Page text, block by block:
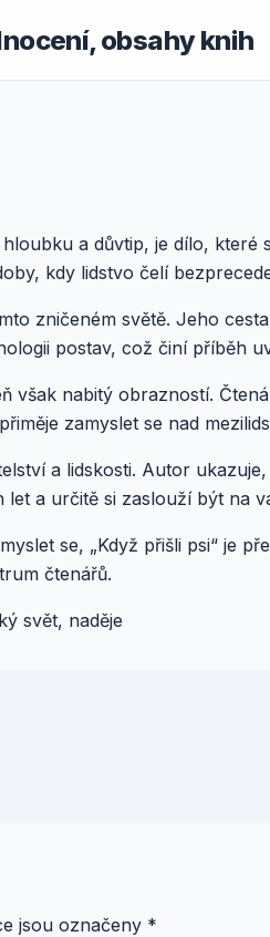
obsahy knih
a důvtip, je dílo,
kdy lidstvo čelí
zničeném světě. Jeho
postav, což činí příběh
však nabitý obrazností.
zamyslet se nad
a lidskosti. Autor
a určitě si zaslouží být na
se, „Když přišli psi“ je
čtenářů.
svět, naděje
jsou označeny *